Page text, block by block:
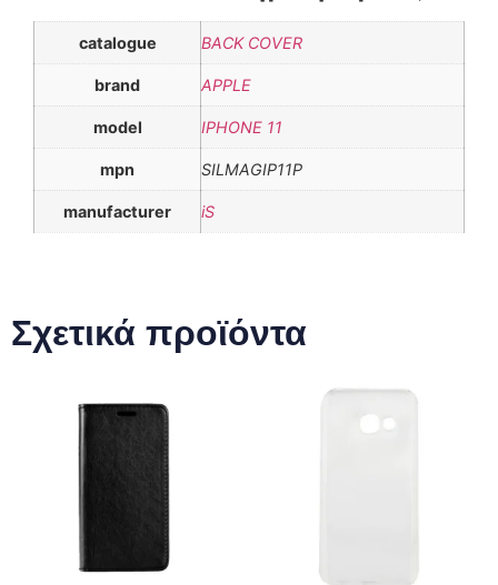
catalogue BACK COVER
brand APPLE
model IPHONE 11
mpn SILMAGIP11P
manufacturer iS
Σχετικά προϊόντα